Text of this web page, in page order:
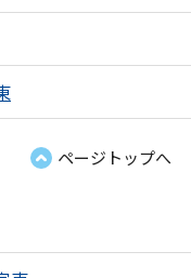
ページトップへ